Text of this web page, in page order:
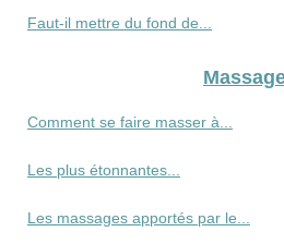
Faut-il mettre du fond de...
Comment se faire masser à...
Les plus étonnantes...
Les massages apportés par le...